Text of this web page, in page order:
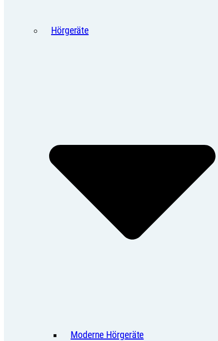
Hörgeräte
Moderne Hörgeräte